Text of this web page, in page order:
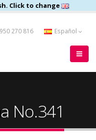
Click to change
270 816 Español
No.341